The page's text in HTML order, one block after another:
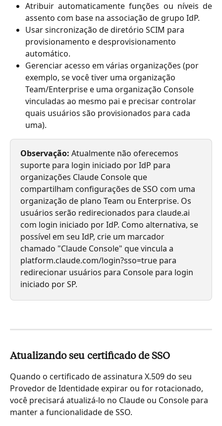
Atribuir automaticamente funções ou níveis de
assento com base na associação de grupo IdP.
Usar sincronização de diretório SCIM para
provisionamento e desprovisionamento
automático.
Gerenciar acesso em várias organizações (por
exemplo, se você tiver uma organização
Team/Enterprise e uma organização Console
vinculadas ao mesmo pai e precisar controlar
quais usuários são provisionados para cada
uma).
Observação: Atualmente não oferecemos
suporte para login iniciado por IdP para
organizações Claude Console que
compartilham configurações de SSO com uma
organização de plano Team ou Enterprise. Os
usuários serão redirecionados para claude.ai
com login iniciado por IdP. Como alternativa, se
possível em seu IdP, crie um marcador
chamado "Claude Console" que vincula a
platform.claude.com/login?sso=true para
redirecionar usuários para Console para login
iniciado por SP.
Atualizando seu certificado de SSO
Quando o certificado de assinatura X.509 do seu
Provedor de Identidade expirar ou for rotacionado,
você precisará atualizá-lo no Claude ou Console para
manter a funcionalidade de SSO.